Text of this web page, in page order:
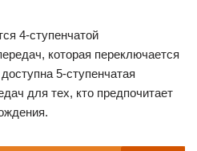
4-ступенчатой
которая переключается
5-ступенчатая
для тех, кто предпочитает